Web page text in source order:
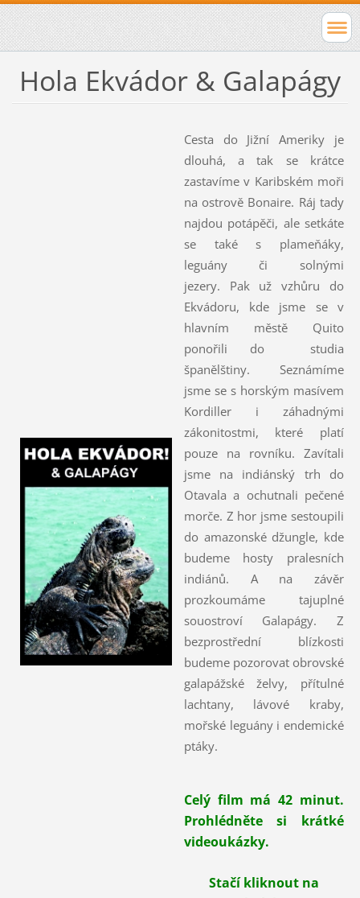
Hola Ekvádor & Galapágy
Cesta do Jižní Ameriky je
dlouhá, a tak se krátce
zastavíme v Karibském moři
na ostrově Bonaire. Ráj tady
najdou potápěči, ale setkáte
se také s plameňáky,
leguány či solnými
jezery. Pak už vzhůru do
Ekvádoru, kde jsme se v
hlavním městě Quito
ponořili do studia
španělštiny. Seznámíme
jsme se s horským masívem
Kordiller i záhadnými
zákonitostmi, které platí
pouze na rovníku. Zavítali
jsme na indiánský trh do
Otavala a ochutnali pečené
morče. Z hor jsme sestoupili
do amazonské džungle, kde
budeme hosty pralesních
indiánů. A na závěr
prozkoumáme tajuplné
souostroví Galapágy. Z
bezprostřední blízkosti
budeme pozorovat obrovské
galapážské želvy, přítulné
lachtany, lávové kraby,
mořské leguány i endemické
ptáky.
Celý film má 42 minut.
Prohlédněte si krátké
videoukázky.
Stačí kliknout na